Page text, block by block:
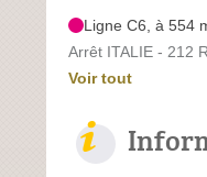
Ligne C6, à 554
Arrêt ITALIE - 212
Voir tout